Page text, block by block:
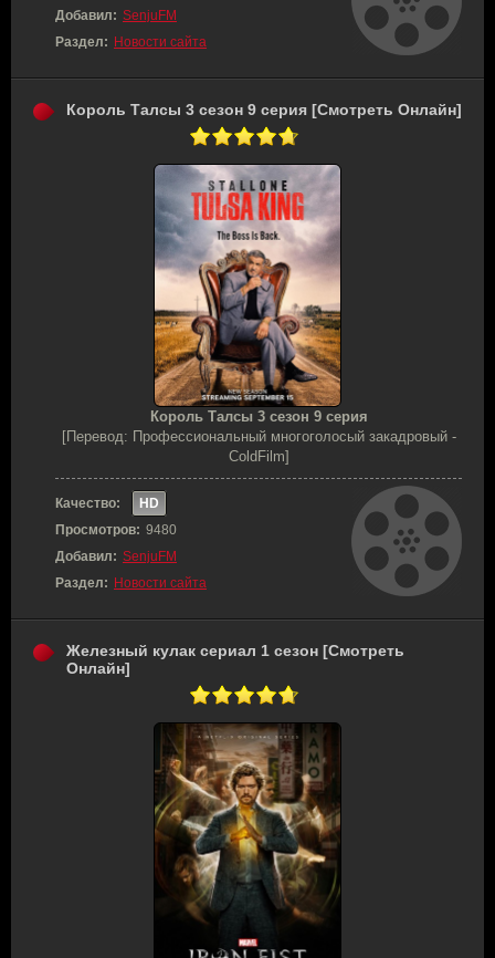
Добавил: SenjuFM
Раздел: Новости сайта
Король Талсы 3 сезон 9 серия [Смотреть Онлайн]
Король Талсы 3 сезон 9 серия
[Перевод: Профессиональный многоголосый закадровый -
ColdFilm]
Качество:
HD
Просмотров: 9480
Добавил: SenjuFM
Раздел: Новости сайта
Железный кулак сериал 1 сезон [Смотреть
Онлайн]